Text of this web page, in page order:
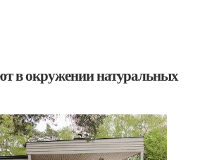
в окружении натуральных